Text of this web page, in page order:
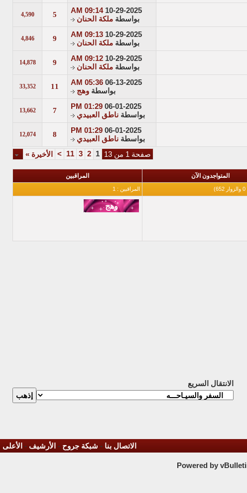
10-29-2025
09:14 AM
بواسطة ملكة الحنان
5
4,590
10-29-2025
09:13 AM
بواسطة ملكة الحنان
9
4,846
10-29-2025
09:12 AM
بواسطة ملكة الحنان
9
14,878
06-13-2025
05:36 AM
بواسطة وهج
11
33,352
06-01-2025
01:29 PM
بواسطة ناطق العبيدي
7
13,662
06-01-2025
01:29 PM
بواسطة ناطق العبيدي
8
12,074
صفحة 1 من 13 1
2
3
11
> الأخيرة »
المتواجدون الآن المراقبين
المراقبين : 1
الانتقال السريع
الاتصال بنا - شبكة جروح - الأرشيف - الأعلى
Powered by